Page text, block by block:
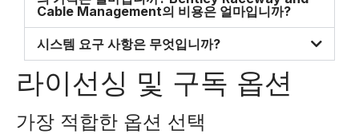
Cable Management의 비용은 얼마입니까?
시스템 요구 사항은 무엇입니까?
라이선싱 및 구독 옵션
가장 적합한 옵션 선택